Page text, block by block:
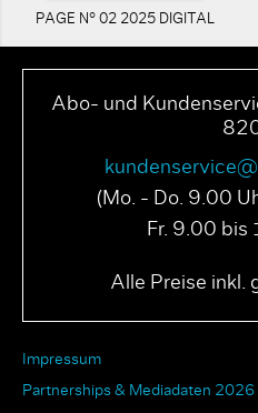
PAGE N° 02 2025 DIGITAL
Abo- und
(Mo. - Do. 9.00
Fr. 9.00 bis
Alle Preise inkl.
Impressum
Partnerships & Mediadaten 2026